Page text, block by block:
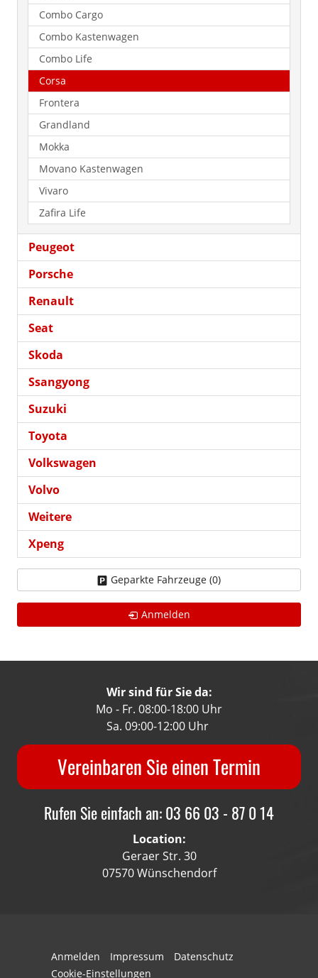
Combo Cargo
Combo Kastenwagen
Combo Life
Corsa
Frontera
Grandland
Mokka
Movano Kastenwagen
Vivaro
Zafira Life
Peugeot
Porsche
Renault
Seat
Skoda
Ssangyong
Suzuki
Toyota
Volkswagen
Volvo
Weitere
Xpeng
Geparkte Fahrzeuge (0)
Anmelden
Wir sind für Sie da:
Mo - Fr. 08:00-18:00 Uhr
Sa. 09:00-12:00 Uhr
Vereinbaren Sie einen Termin
Rufen Sie einfach an: 03 66 03 - 87 0 14
Location:
Geraer Str. 30
07570 Wünschendorf
Anmelden Impressum
Datenschutz
Cookie-Einstellungen